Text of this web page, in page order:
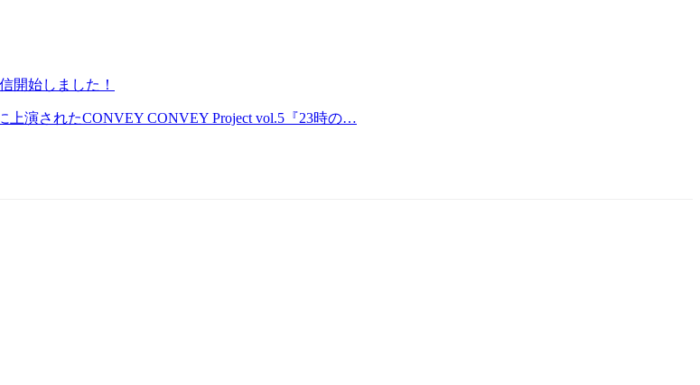
開始しました！
演されたCONVEY CONVEY Project vol.5『23時の…